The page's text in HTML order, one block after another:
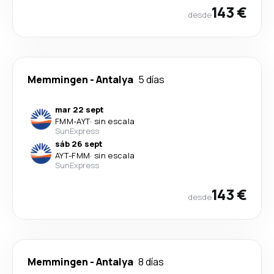
desde143 €
Memmingen -Antalya 5 días
mar 22 sept
FMM-AYT· sin escala
SunExpress
sáb 26 sept
AYT-FMM· sin escala
SunExpress
desde143 €
Memmingen -Antalya 8 días